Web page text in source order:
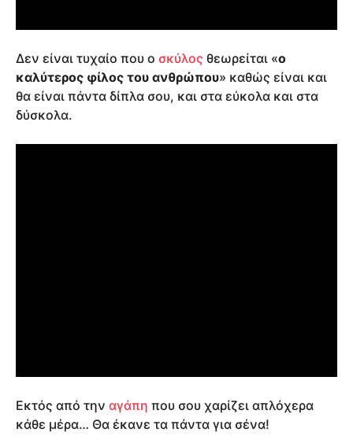
Δεν είναι τυχαίο που ο σκύλος θεωρείται «ο
καλύτερος φίλος του ανθρώπου» καθώς είναι και
θα είναι πάντα δίπλα σου, και στα εύκολα και στα
δύσκολα.
Εκτός από την αγάπη που σου χαρίζει απλόχερα
κάθε μέρα… Θα έκανε τα πάντα για σένα!